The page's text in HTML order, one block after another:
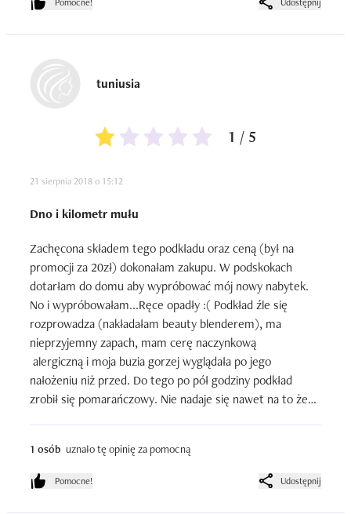
tuniusia
1 / 5
21 sierpnia 2018 o 15:12
Dno i kilometr mułu
Zachęcona składem tego podkładu oraz ceną (był na
promocji za 20zł) dokonałam zakupu. W podskokach
dotarłam do domu aby wypróbować mój nowy nabytek.
No i wypróbowałam...Ręce opadły :( Podkład źle się
rozprowadza (nakładałam beauty blenderem), ma
nieprzyjemny zapach, mam cerę naczynkową
alergiczną i moja buzia gorzej wyglądała po jego
nałożeniu niż przed. Do tego po pół godziny podkład
zrobił się pomarańczowy. Nie nadaje się nawet na to żeby
1 osób uznało tę opinię za pomocną
Pomocne! Udostępnij